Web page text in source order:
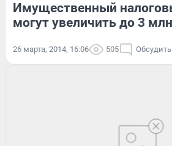
Имущественный
могут увеличить до 3
26 марта, 2014, 16:06 505 Обсудить